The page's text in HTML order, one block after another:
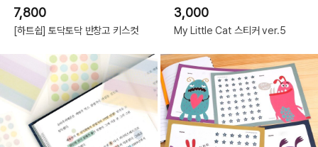
7,800
[하트쉽] 토닥토닥 반창고 키스컷
3,000
My Little Cat 스티커 ver.5